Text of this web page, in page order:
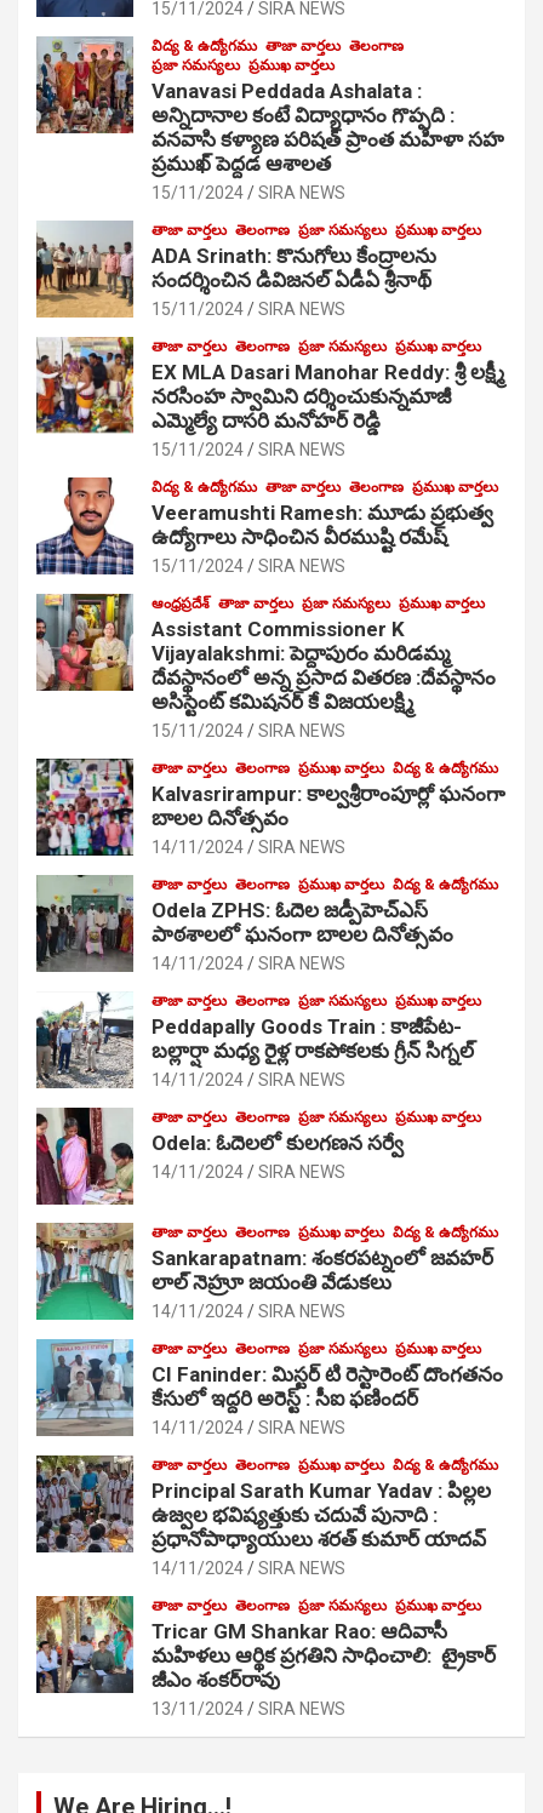
15/11/2024 SIRA NEWS
విద్య & ఉద్యోగము తాజా వార్తలు తెలంగాణ
ప్రజా సమస్యలు ప్రముఖ వార్తలు
Vanavasi Peddada Ashalata :
అన్నిదానాల కంటే విద్యాధానం గొప్పది :
వనవాసి కళ్యాణ పరిషత్ ప్రాంత మహిళా సహ
ప్రముఖ్ పెద్దడ ఆశాలత
15/11/2024 SIRA NEWS
తాజా వార్తలు తెలంగాణ ప్రజా సమస్యలు ప్రముఖ వార్తలు
ADA Srinath: కొనుగోలు కేంద్రాల‌ను
సంద‌ర్శించిన డివిజనల్ ఏడీఏ శ్రీనాథ్
15/11/2024 SIRA NEWS
తాజా వార్తలు తెలంగాణ ప్రజా సమస్యలు ప్రముఖ వార్తలు
EX MLA Dasari Manohar Reddy: శ్రీ లక్ష్మీ
నరసింహ స్వామిని దర్శించుకున్నమాజీ
ఎమ్మెల్యే దాసరి మనోహర్ రెడ్డి
15/11/2024 SIRA NEWS
విద్య & ఉద్యోగము తాజా వార్తలు తెలంగాణ ప్రముఖ వార్తలు
Veeramushti Ramesh: మూడు ప్రభుత్వ
ఉద్యోగాలు సాధించిన వీరముష్టి రమేష్
15/11/2024 SIRA NEWS
ఆంధ్రప్రదేశ్ తాజా వార్తలు ప్రజా సమస్యలు ప్రముఖ వార్తలు
Assistant Commissioner K
Vijayalakshmi: పెద్దాపురం మరిడమ్మ
దేవస్థానంలో అన్న ప్రసాద వితరణ :దేవస్థానం
అసిస్టెంట్ కమిషనర్ కే విజయలక్ష్మి
15/11/2024 SIRA NEWS
తాజా వార్తలు తెలంగాణ ప్రముఖ వార్తలు విద్య & ఉద్యోగము
Kalvasrirampur: కాల్వశ్రీరాంపూర్లో ఘనంగా
బాలల దినోత్సవం
14/11/2024 SIRA NEWS
తాజా వార్తలు తెలంగాణ ప్రముఖ వార్తలు విద్య & ఉద్యోగము
Odela ZPHS: ఓదెల జ‌డ్పీహెచ్ఎస్
పాఠ‌శాల‌లో ఘనంగా బాలల దినోత్సవం
14/11/2024 SIRA NEWS
తాజా వార్తలు తెలంగాణ ప్రజా సమస్యలు ప్రముఖ వార్తలు
Peddapally Goods Train : కాజీపేట-
బల్లార్షా మధ్య రైళ్ల రాకపోకలకు గ్రీన్ సిగ్నల్
14/11/2024 SIRA NEWS
తాజా వార్తలు తెలంగాణ ప్రజా సమస్యలు ప్రముఖ వార్తలు
Odela: ఓదెలలో కులగణన సర్వే
14/11/2024 SIRA NEWS
తాజా వార్తలు తెలంగాణ ప్రముఖ వార్తలు విద్య & ఉద్యోగము
Sankarapatnam: శంకరపట్నంలో జవహర్
లాల్ నెహ్రూ జయంతి వేడుకలు
14/11/2024 SIRA NEWS
తాజా వార్తలు తెలంగాణ ప్రజా సమస్యలు ప్రముఖ వార్తలు
CI Faninder: మిస్టర్ టి రెస్టారెంట్ దొంగతనం
కేసులో ఇద్దరి అరెస్ట్ : సీఐ ఫణిందర్
14/11/2024 SIRA NEWS
తాజా వార్తలు తెలంగాణ ప్రముఖ వార్తలు విద్య & ఉద్యోగము
Principal Sarath Kumar Yadav : పిల్లల
ఉజ్వల భవిష్యత్తుకు చదువే పునాది :
ప్రధానోపాధ్యాయులు శరత్ కుమార్ యాదవ్
14/11/2024 SIRA NEWS
తాజా వార్తలు తెలంగాణ ప్రజా సమస్యలు ప్రముఖ వార్తలు
Tricar GM Shankar Rao: ఆదివాసీ
మహిళలు ఆర్థిక ప్రగతిని సాధించాలి: ట్రైకార్
జీఎం శంకర్‌రావు
13/11/2024 SIRA NEWS
We Are Hiring…!